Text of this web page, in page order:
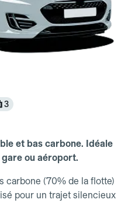
3
et bas carbone. Idéale
ou aéroport.
carbone (70% de la flotte)
pour un trajet silencieux